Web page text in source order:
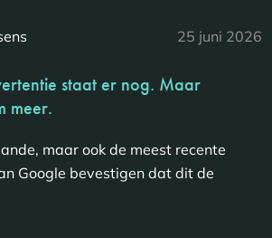
25 juni 2026
staat er nog. Maar
meer.
maar ook de meest recente
Google bevestigen dat dit de